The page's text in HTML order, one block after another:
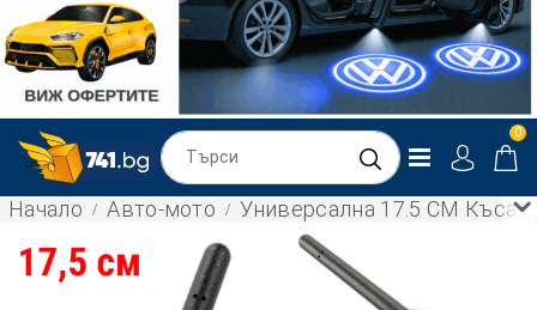
0
Начало Авто-мото Универсална 17.5 CM Къса